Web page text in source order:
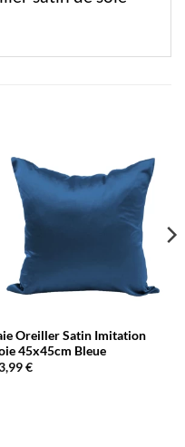
Oreiller Satin Imitation
45x45cm Bleue
€